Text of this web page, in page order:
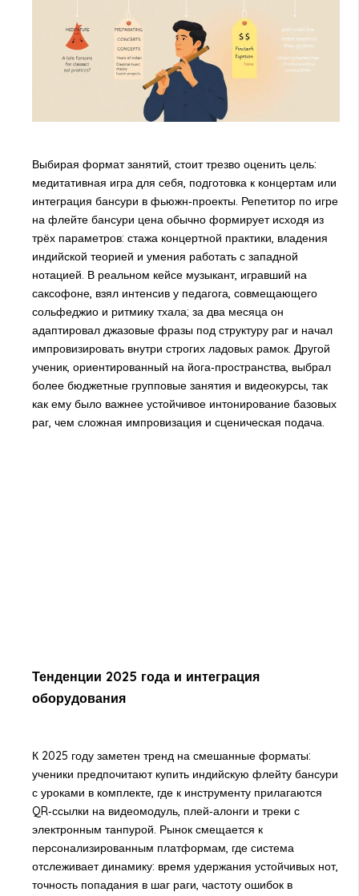
Выбирая формат занятий, стоит трезво оценить цель:
медитативная игра для себя, подготовка к концертам или
интеграция бансури в фьюжн‑проекты. Репетитор по игре
на флейте бансури цена обычно формирует исходя из
трёх параметров: стажа концертной практики, владения
индийской теорией и умения работать с западной
нотацией. В реальном кейсе музыкант, игравший на
саксофоне, взял интенсив у педагога, совмещающего
сольфеджио и ритмику тхала; за два месяца он
адаптировал джазовые фразы под структуру раг и начал
импровизировать внутри строгих ладовых рамок. Другой
ученик, ориентированный на йога‑пространства, выбрал
более бюджетные групповые занятия и видеокурсы, так
как ему было важнее устойчивое интонирование базовых
раг, чем сложная импровизация и сценическая подача.
Тенденции 2025 года и интеграция
оборудования
К 2025 году заметен тренд на смешанные форматы:
ученики предпочитают купить индийскую флейту бансури
с уроками в комплекте, где к инструменту прилагаются
QR‑ссылки на видеомодуль, плей‑алонги и треки с
электронным танпурой. Рынок смещается к
персонализированным платформам, где система
отслеживает динамику: время удержания устойчивых нот,
точность попадания в шаг раги, частоту ошибок в